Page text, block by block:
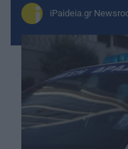
iPaideia.gr